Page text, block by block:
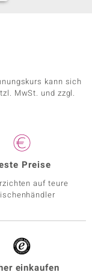
kann sich
MwSt. und zzgl.
Preise
auf teure
einkaufen